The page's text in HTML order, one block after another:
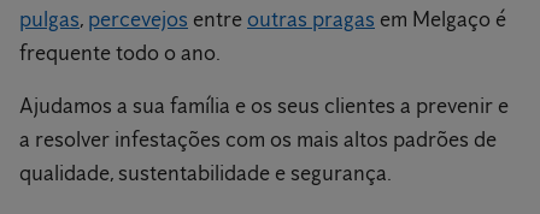
pulgas, percevejos entreoutras pragas em Melgaço é
frequente todo o ano.
Ajudamos a sua família e os seus clientes a prevenir e
a resolver infestações com os mais altos padrões de
qualidade, sustentabilidade e segurança.